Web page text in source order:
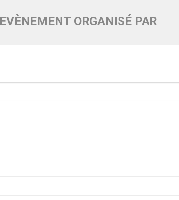
EVÈNEMENT ORGANISÉ PAR